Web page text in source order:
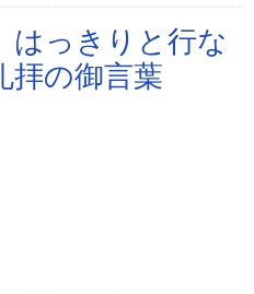
はっきりと行な
拝の御言葉